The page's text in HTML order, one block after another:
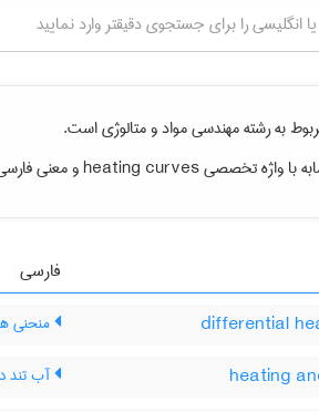
به رشتهمهندسی مواد و متالوژیاست.
با واژه تخصصیheating curvesو معنی
فارسی
منحنی
آب تند